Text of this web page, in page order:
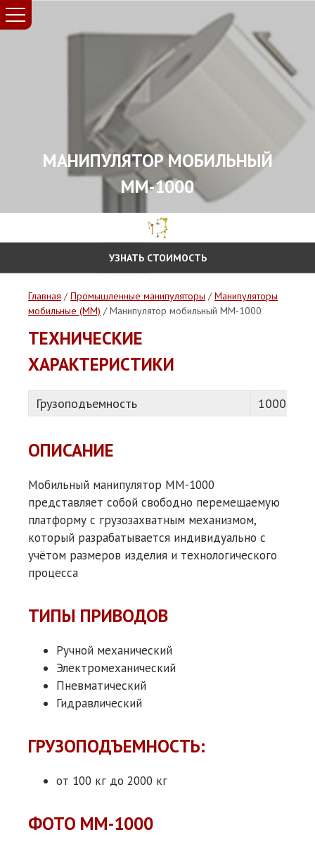
МАНИПУЛЯТОР МОБИЛЬНЫЙ
ММ-1000
УЗНАТЬ СТОИМОСТЬ
Главная /Промышленные манипуляторы /Манипуляторы
мобильные (ММ) / Манипулятор мобильный ММ-1000
ТЕХНИЧЕСКИЕ
ХАРАКТЕРИСТИКИ
Грузоподъемность 1000 кг
ОПИСАНИЕ
Мобильный манипулятор ММ-1000
представляет собой свободно перемещаемую
платформу с грузозахватным механизмом,
который разрабатывается индивидуально с
учётом размеров изделия и технологического
процесса
ТИПЫ ПРИВОДОВ
Ручной механический
Электромеханический
Пневматический
Гидравлический
ГРУЗОПОДЪЕМНОСТЬ:
от 100 кг до 2000 кг
ФОТО ММ-1000